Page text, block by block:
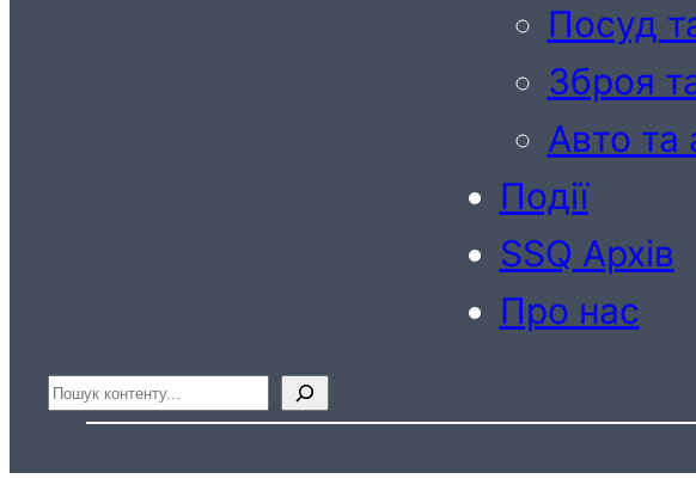
Посуд
Зброя
Авто та
Події
SSQ Архів
Про нас
Пошук